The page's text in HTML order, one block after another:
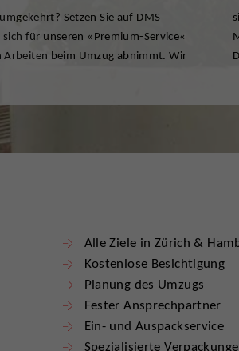
Setzen Sie auf DMS
für unseren «Premium-Service«
beim Umzug abnimmt. Wir
Umzug. Für Familien.
einfach jeden, der auf zuverlässige
Alle Ziele in Zürich &
Kostenlose Besichtigung
Planung des Umzugs
Fester Ansprechpartner
Ein- und Auspackservice
Spezialisierte